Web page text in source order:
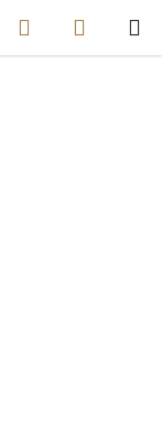
Hľadať
KOŠÍK